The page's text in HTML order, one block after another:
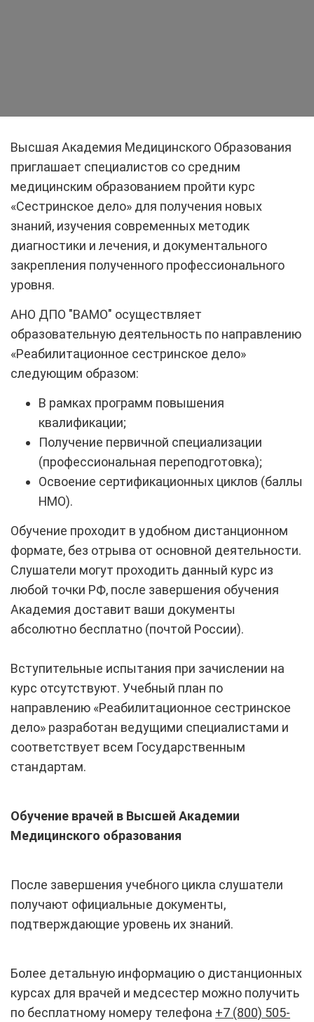
Высшая Академия Медицинского Образования
приглашает специалистов со средним
медицинским образованием пройти курс
«Сестринское дело» для получения новых
знаний, изучения современных методик
диагностики и лечения, и документального
закрепления полученного профессионального
уровня.
АНО ДПО "ВАМО" осуществляет
образовательную деятельность по направлению
«Реабилитационное сестринское дело»
следующим образом:
В рамках программ повышения
квалификации;
Получение первичной специализации
(профессиональная переподготовка);
Освоение сертификационных циклов (баллы
НМО).
Обучение проходит в удобном дистанционном
формате, без отрыва от основной деятельности.
Слушатели могут проходить данный курс из
любой точки РФ, после завершения обучения
Академия доставит ваши документы
абсолютно бесплатно (почтой России).
Вступительные испытания при зачислении на
курс отсутствуют. Учебный план по
направлению «Реабилитационное сестринское
дело» разработан ведущими специалистами и
соответствует всем Государственным
стандартам.
Обучение врачей в Высшей Академии
Медицинского образования
После завершения учебного цикла слушатели
получают официальные документы,
подтверждающие уровень их знаний.
Более детальную информацию о дистанционных
курсах для врачей и медсестер можно получить
по бесплатному номеру телефона +7 (800) 505-